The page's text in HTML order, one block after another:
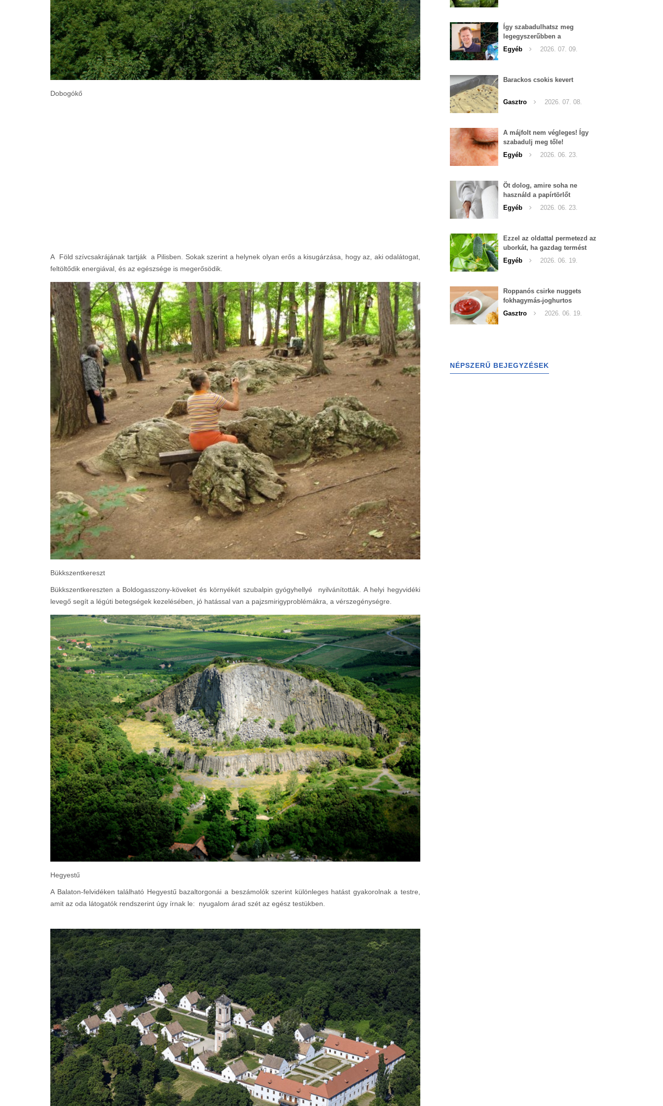
Dobogókő
A Föld szívcsakrájának tartják a Pilisben. Sokak szerint a helynek olyan erős a kisugárzása, hogy az, aki odalátogat,
feltöltődik energiával, és az egészsége is megerősödik.
Bükkszentkereszt
Bükkszentkereszten a Boldogasszony-köveket és környékét szubalpin gyógyhellyé nyilvánították. A helyi hegyvidéki
levegő segít a légúti betegségek kezelésében, jó hatással van a pajzsmirigyproblémákra, a vérszegénységre.
Hegyestű
A Balaton-felvidéken található Hegyestű bazaltorgonái a beszámolók szerint különleges hatást gyakorolnak a testre,
amit az oda látogatók rendszerint úgy írnak le: nyugalom árad szét az egész testükben.
Így szabadulhatsz meg
legegyszerűbben a
pucércsigáktól
Egyéb 2026. 07. 09.
Barackos csokis kevert
Gasztro 2026. 07. 08.
A májfolt nem végleges! Így
szabadulj meg tőle!
Egyéb
2026. 06. 23.
Öt dolog, amire soha ne
használd a papírtörlőt
Egyéb
2026. 06. 23.
Ezzel az oldattal permetezd az
uborkát, ha gazdag termést
szeretnél begyűjteni
Egyéb 2026. 06. 19.
Roppanós csirke nuggets
fokhagymás-joghurtos
szósszal
Gasztro 2026. 06. 19.
NÉPSZERŰ BEJEGYZÉSEK